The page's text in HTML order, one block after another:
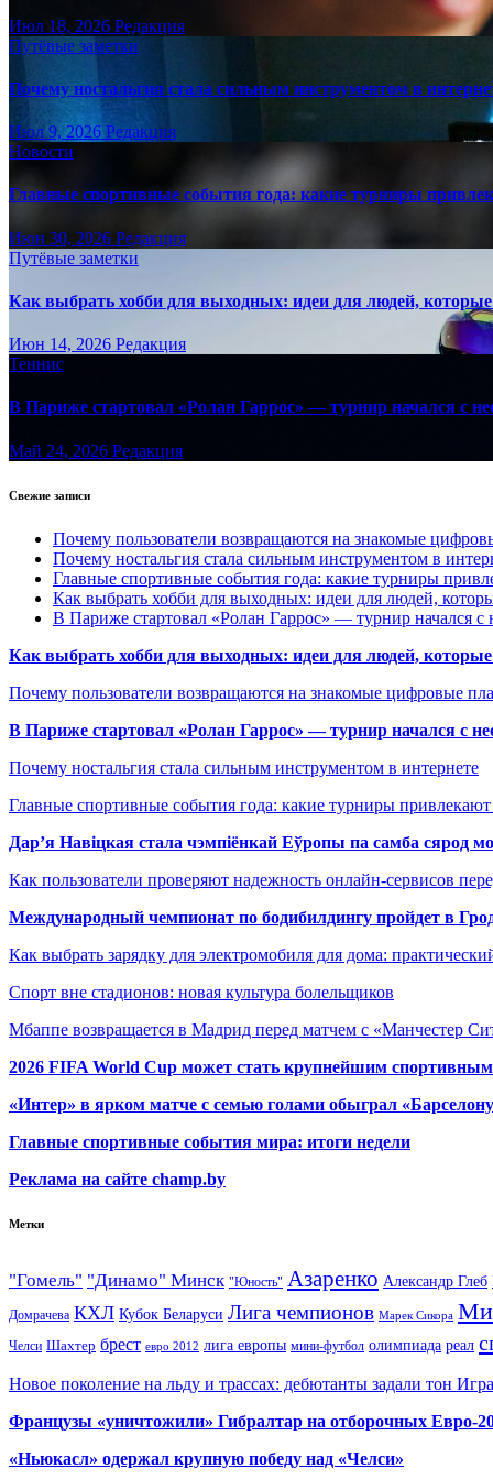
Июл 18, 2026 Редакция
Путёвые заметки
Почему ностальгия стала сильным инструментом в
Июл 9, 2026 Редакция
Новости
Главные спортивные события года: какие турниры
Июн 30, 2026 Редакция
Путёвые заметки
Как выбрать хобби для выходных: идеи для людей, которые
Июн 14, 2026 Редакция
Теннис
В Париже стартовал «Ролан Гаррос» — турнир начался с
Май 24, 2026 Редакция
Свежие записи
Почему пользователи возвращаются на знакомые
Почему ностальгия стала сильным инструментом в
Главные спортивные события года: какие турниры
Как выбрать хобби для выходных: идеи для людей,
В Париже стартовал «Ролан Гаррос» — турнир начался с
Как выбрать хобби для выходных: идеи для людей, которые
Почему пользователи возвращаются на знакомые цифровые
В Париже стартовал «Ролан Гаррос» — турнир начался с
Почему ностальгия стала сильным инструментом в интернете
Главные спортивные события года: какие турниры
Дар’я Навіцкая стала чэмпіёнкай Еўропы па самба сярод
Как пользователи проверяют надежность онлайн-сервисов
Международный чемпионат по бодибилдингу пройдет в
Как выбрать зарядку для электромобиля для дома:
Спорт вне стадионов: новая культура болельщиков
Мбаппе возвращается в Мадрид перед матчем с «Манчестер
2026 FIFA World Cup может стать крупнейшим
«Интер» в ярком матче с семью голами обыграл
Главные спортивные события мира: итоги недели
Реклама на сайте champ.by
Метки
"Гомель" "Динамо" Минск "Юность" Азаренко Александр Глеб
Домрачева КХЛ Кубок Беларуси Лига чемпионов Марек Сикора
Челси Шахтер брест евро 2012 лига европы мини-футбол олимпиада реал
Новое поколение на льду и трассах: дебютанты задали тон
Французы «уничтожили» Гибралтар на отборочных Евро-
«Ньюкасл» одержал крупную победу над «Челси»